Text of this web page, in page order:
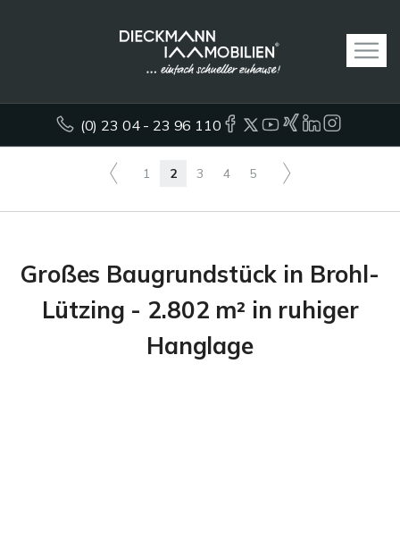
(0) 23 04 - 23 96 110
1 2 3 4 5
Großes Baugrundstück in Brohl-
Lützing - 2.802 m² in ruhiger
Hanglage